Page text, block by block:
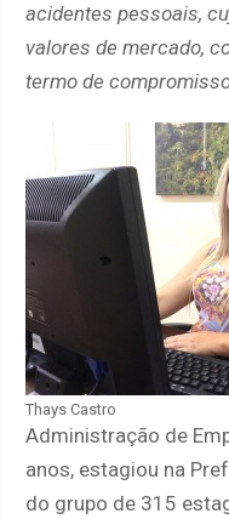
acidentes pessoais,
valores de mercado,
termo de
Thays Castro
Administração de
anos, estagiou na
do grupo de 315